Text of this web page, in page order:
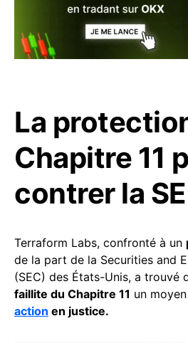
La
Chapitre 11
contrer la
Terraform Labs, confronté à un
de la part de la Securities and
(SEC) des États-Unis, a trouvé
faillite du Chapitre 11 un
action en justice.